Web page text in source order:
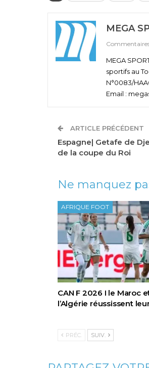
MEGA
MEGA
sportifs au
N°0083/
Email :
ARTICLE PRÉCÉDENT
Espagne| Getafe de
de la coupe du Roi
Ne manquez
AFRIQUE FOOT
CAN F 2026 I le Maroc
l’Algérie réussissent
PRÉC. SUIV.